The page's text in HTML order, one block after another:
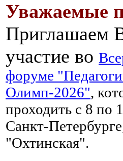
Уважаемые
Приглашаем
участие во
форуме
Олимп-2026",
проходить с 8 по
Санкт-
"Охтинская".